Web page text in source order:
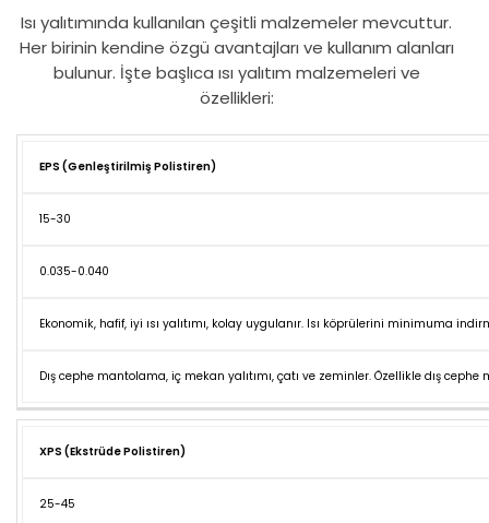
Isı yalıtımında kullanılan çeşitli malzemeler mevcuttur.
Her birinin kendine özgü avantajları ve kullanım alanları
bulunur. İşte başlıca ısı yalıtım malzemeleri ve
özellikleri:
MALZEME TÜRÜ YOĞUNLUK (KG/M³)
EPS (Genleştirilmiş Polistiren)
15-30
0.035-0.040
Ekonomik, hafif, iyi ısı yalıtımı, kolay uygulanır. Isı köprülerini minimuma
Dış cephe mantolama, iç mekan yalıtımı, çatı ve zeminler. Özellikle dış
XPS (Ekstrüde Polistiren)
25-45